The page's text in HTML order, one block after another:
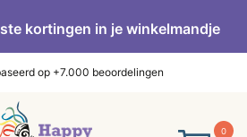
kortingen in je winkelmandje
op +7.000 beoordelingen
0